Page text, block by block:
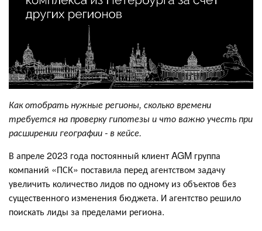
Как отобрать нужные регионы, сколько времени
требуется на проверку гипотезы и что важно учесть при
расширении географии - в кейсе.
В апреле 2023 года постоянный клиент AGM группа
компаний «ПСК» поставила перед агентством задачу
увеличить количество лидов по одному из объектов без
существенного изменения бюджета. И агентство решило
поискать лиды за пределами региона.